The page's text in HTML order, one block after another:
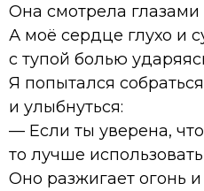
Она смотрела
А моё сердце глухо и
с тупой болью
Я попытался
и улыбнуться:
— Если ты уверена,
то лучше
Оно разжигает огонь